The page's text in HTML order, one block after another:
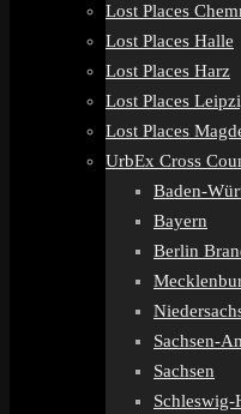
Lost Places
Lost Places Halle
Lost Places Harz
Lost Places
Lost Places
UrbEx Cross
Baden-
Bayern
Berlin
Sachsen-
Sachsen
Schleswig-